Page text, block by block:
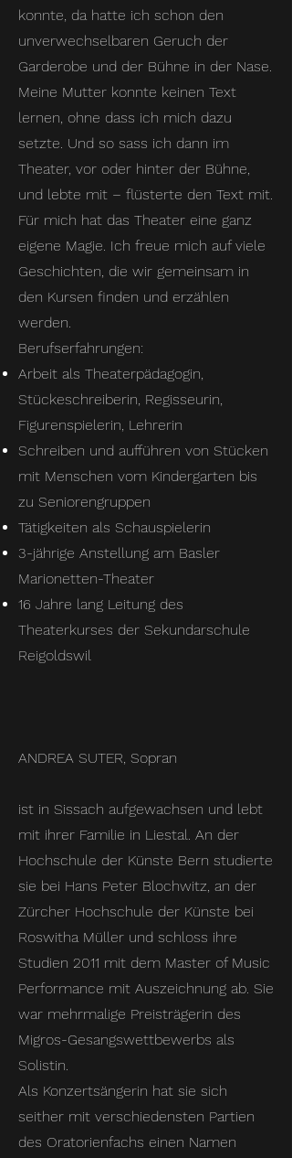
konnte, da hatte ich schon den
unverwechselbaren Geruch der
Garderobe und der Bühne in der Nase.
Meine Mutter konnte keinen Text
lernen, ohne dass ich mich dazu
setzte. Und so sass ich dann im
Theater, vor oder hinter der Bühne,
und lebte mit – flüsterte den Text mit.
Für mich hat das Theater eine ganz
eigene Magie. Ich freue mich auf viele
Geschichten, die wir gemeinsam in
den Kursen finden und erzählen
werden.
Berufserfahrungen:
Arbeit als Theaterpädagogin,
Stückeschreiberin, Regisseurin,
Figurenspielerin, Lehrerin
Schreiben und aufführen von Stücken
mit Menschen vom Kindergarten bis
zu Seniorengruppen
Tätigkeiten als Schauspielerin
3-jährige Anstellung am Basler
Marionetten-Theater
16 Jahre lang Leitung des
Theaterkurses der Sekundarschule
Reigoldswil
ANDREA SUTER, Sopran
ist in Sissach aufgewachsen und lebt
mit ihrer Familie in Liestal. An der
Hochschule der Künste Bern studierte
sie bei Hans Peter Blochwitz, an der
Zürcher Hochschule der Künste bei
Roswitha Müller und schloss ihre
Studien 2011 mit dem Master of Music
Performance mit Auszeichnung ab. Sie
war mehrmalige Preisträgerin des
Migros-Gesangswettbewerbs als
Solistin.
Als Konzertsängerin hat sie sich
seither mit verschiedensten Partien
des Oratorienfachs einen Namen